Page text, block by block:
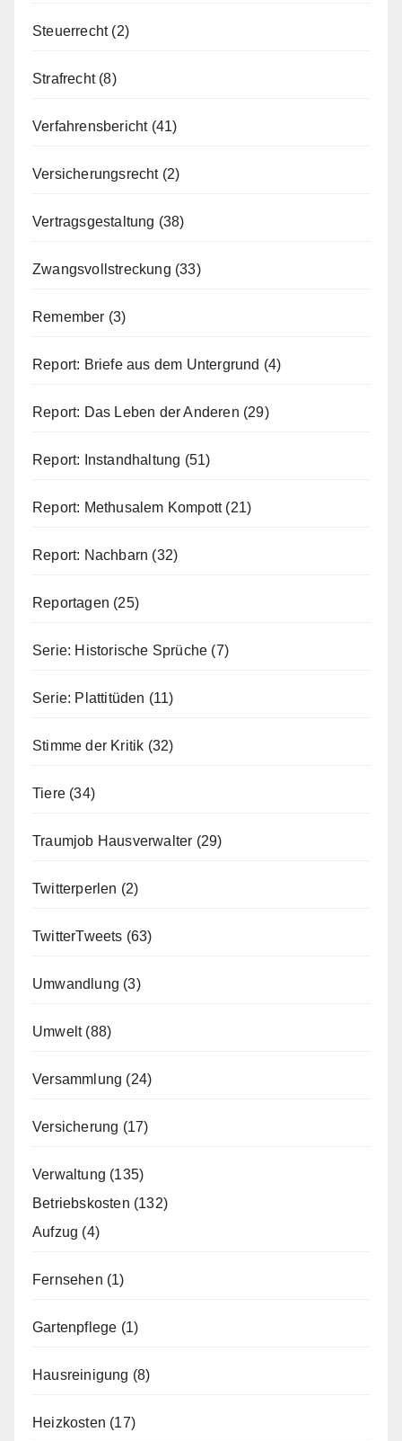
Steuerrecht(2)
Strafrecht(8)
Verfahrensbericht(41)
Versicherungsrecht(2)
Vertragsgestaltung (38)
Zwangsvollstreckung (33)
Remember (3)
Report: Briefe aus dem Untergrund (4)
Report: Das Leben der Anderen (29)
Report: Instandhaltung (51)
Report: Methusalem Kompott(21)
Report: Nachbarn (32)
Reportagen (25)
Serie: Historische Sprüche (7)
Serie: Plattitüden (11)
Stimme der Kritik (32)
Tiere (34)
Traumjob Hausverwalter (29)
Twitterperlen (2)
TwitterTweets (63)
Umwandlung (3)
Umwelt(88)
Versammlung (24)
Versicherung (17)
Verwaltung (135)
Betriebskosten (132)
Aufzug (4)
Fernsehen (1)
Gartenpflege (1)
Hausreinigung (8)
Heizkosten (17)